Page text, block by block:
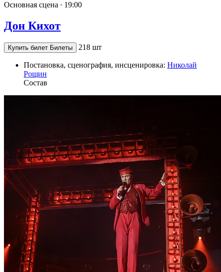
Основная сцена ∙ 19:00
Дон Кихот
Купить билет Билеты 218 шт
Постановка, сценография, инсценировка: Николай
Рощин
Состав